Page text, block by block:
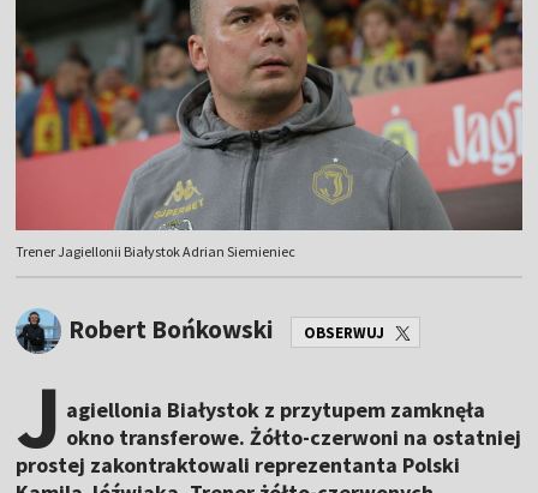
Trener Jagiellonii Białystok Adrian Siemieniec
Robert Bońkowski OBSERWUJ
J agiellonia Białystok z przytupem zamknęła
okno transferowe. Żółto-czerwoni na ostatniej
prostej zakontraktowali reprezentanta Polski